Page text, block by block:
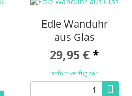
Edle Wanduhr
aus Glas
29,95 €*
sofort verfügbar